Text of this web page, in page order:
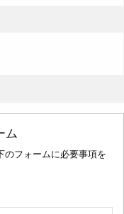
ム
フォームに必要事項を